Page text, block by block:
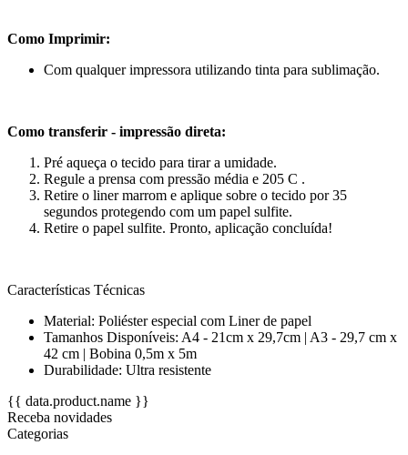
Como Imprimir:
Com qualquer impressora utilizando tinta para sublimação.
Como transferir - impressão direta:
Pré aqueça o tecido para tirar a umidade.
Regule a prensa com pressão média e 205 C .
Retire o liner marrom e aplique sobre o tecido por 35
segundos protegendo com um papel sulfite.
Retire o papel sulfite. Pronto, aplicação concluída!
Características Técnicas
Material: Poliéster especial com Liner de papel
Tamanhos Disponíveis: A4 - 21cm x 29,7cm | A3 - 29,7 cm x
42 cm | Bobina 0,5m x 5m
Durabilidade: Ultra resistente
{{ data.product.name }}
Receba novidades
Categorias